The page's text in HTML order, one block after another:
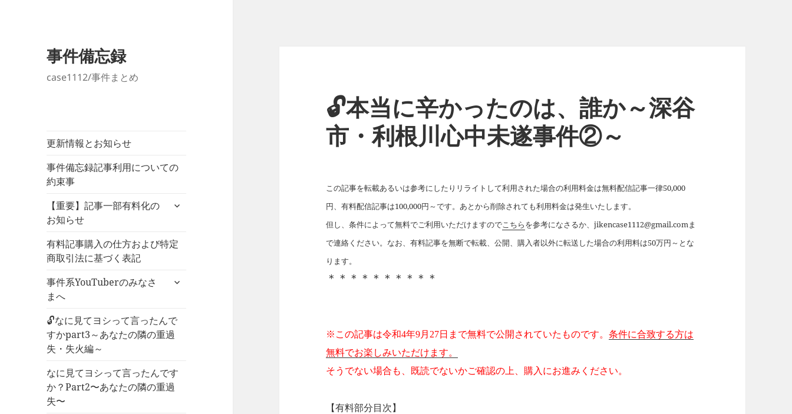
事件備忘録
case1112/事件まとめ
更新情報とお知らせ
事件備忘録記事利用についての
約束事
【重要】記事一部有料化の
お知らせ
サ
ニ
を
有料記事購入の仕方および特定
商取引法に基づく表記
事件系YouTuberのみなさ
まへ
サ
ニ
ュ
展
開
🔓なに見てヨシって言ったんで
すかpart3～あなたの隣の重過
失・失火編～
なに見てヨシって言ったんです
か？Part2〜あなたの隣の重過
失〜
🔓本当に辛かったのは、誰か～深谷
市・利根川心中未遂事件②～
この記事を転載あるいは参考にしたりリライトして利用された場合の利用料金は無料配信記事一律50,000
円、有料配信記事は100,000円～です。あとから削除されても利用料金は発生いたします。
但し、条件によって無料でご利用いただけますのでこちらを参考になさるか、jikencase1112@gmail.comま
で連絡ください。なお、有料記事を無断で転載、公開、購入者以外に転送した場合の利用料は50万円～とな
ります。
＊＊＊＊＊＊＊＊＊＊
※この記事は令和4年9月27日まで無料で公開されていたものです。条件に合致する方は
無料でお楽しみいただけます。
そうでない場合も、既読でないかご確認の上、購入にお進みください。
【有料部分目次】